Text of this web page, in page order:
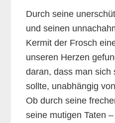
Durch seine
und seinen
Kermit der Frosch
unseren Herzen
daran, dass man sich
sollte, unabhängig
Ob durch seine
seine mutigen Taten